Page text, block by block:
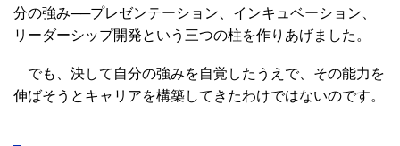
分の強み──プレゼンテーション、インキュベーション、
リーダーシップ開発という三つの柱を作りあげました。
でも、決して自分の強みを自覚したうえで、その能力を
伸ばそうとキャリアを構築してきたわけではないのです。